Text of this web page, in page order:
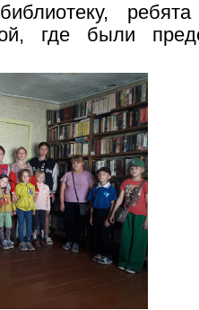
где были